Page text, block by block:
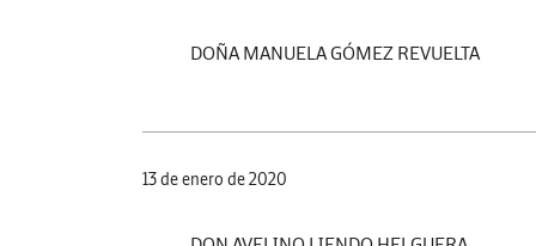
DOÑA MANUELA GÓMEZ REVUELTA
13 de enero de 2020